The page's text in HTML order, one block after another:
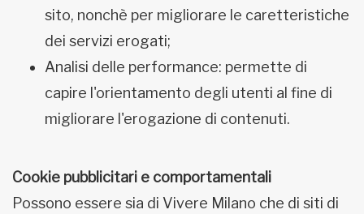
sito, nonchè per migliorare le caretteristiche
dei servizi erogati;
Analisi delle performance: permette di
capire l'orientamento degli utenti al fine di
migliorare l'erogazione di contenuti.
Cookie pubblicitari e comportamentali
Possono essere sia di Vivere Milano che di siti di